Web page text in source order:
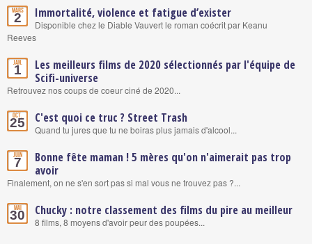
Mars
2 Immortalité, violence et fatigue d’exister
Disponible chez le Diable Vauvert le roman coécrit par Keanu
Reeves
Jan.
1
Les meilleurs films de 2020 sélectionnés par l'équipe de
Scifi-universe
Retrouvez nos coups de coeur ciné de 2020...
Oct.
25 C'est quoi ce truc ? Street Trash
Quand tu jures que tu ne boiras plus jamais d'alcool...
Juin
7
Bonne fête maman ! 5 mères qu'on n'aimerait pas trop
avoir
Finalement, on ne s'en sort pas si mal vous ne trouvez pas ?...
Mai
30 Chucky : notre classement des films du pire au meilleur
8 films, 8 moyens d'avoir peur des poupées...